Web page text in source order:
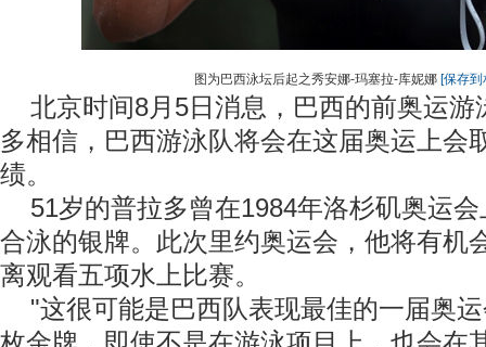
图为巴西泳坛后起之秀安娜-玛塞拉-库妮娜 [保存到
北京时间8月5日消息，巴西的前奥运游
多相信，巴西游泳队将会在这届奥运上会
绩。
51岁的普拉多曾在1984年洛杉矶奥运会
合泳的银牌。此次里约奥运会，他将有机
离观看五项水上比赛。
"这很可能是巴西队表现最佳的一届奥